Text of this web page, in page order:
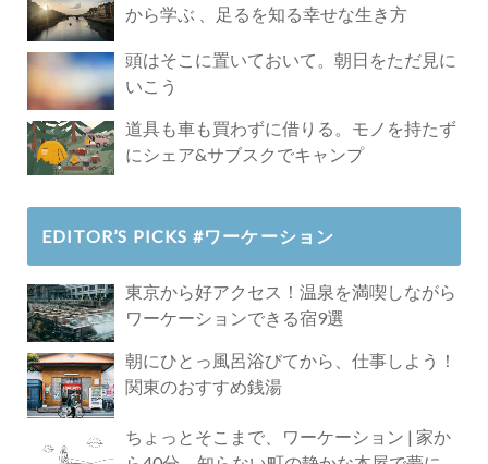
から学ぶ 、足るを知る幸せな生き方
頭はそこに置いておいて。朝日をただ見に
いこう
道具も車も買わずに借りる。モノを持たず
にシェア&サブスクでキャンプ
EDITOR’S PICKS #ワーケーション
東京から好アクセス！温泉を満喫しながら
ワーケーションできる宿9選
朝にひとっ風呂浴びてから、仕事しよう！
関東のおすすめ銭湯
ちょっとそこまで、ワーケーション | 家か